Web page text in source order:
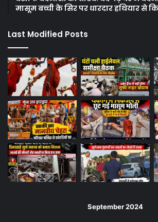
मासूम बच्ची के सिर पर धारदार हथियार से
Last Modified Posts
September 2024